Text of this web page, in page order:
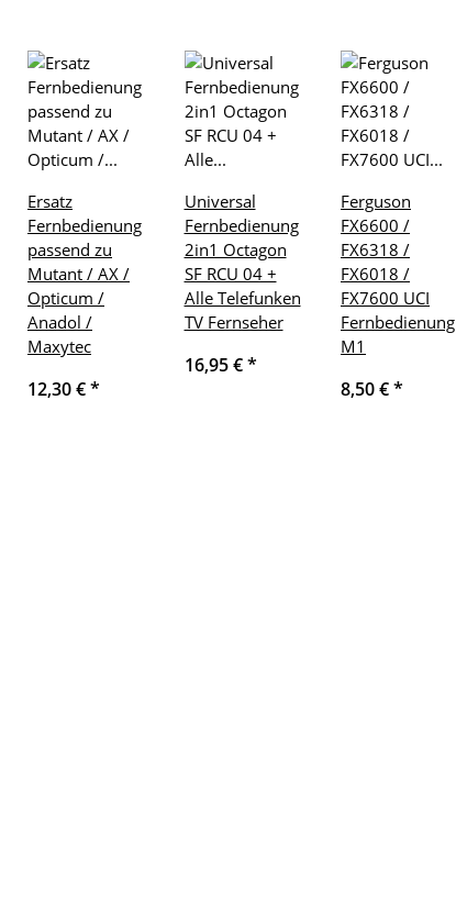
Ersatz
Fernbedienung
passend zu
Mutant / AX /
Opticum /
Anadol /
Maxytec
12,30 €*
Universal
Fernbedienung
2in1 Octagon
SF RCU 04 +
Alle Telefunken
TV Fernseher
16,95 €*
Ferguson
FX6600 /
FX6318 /
FX6018 /
FX7600 UCI
Fernbedienung
M1
8,50 €*